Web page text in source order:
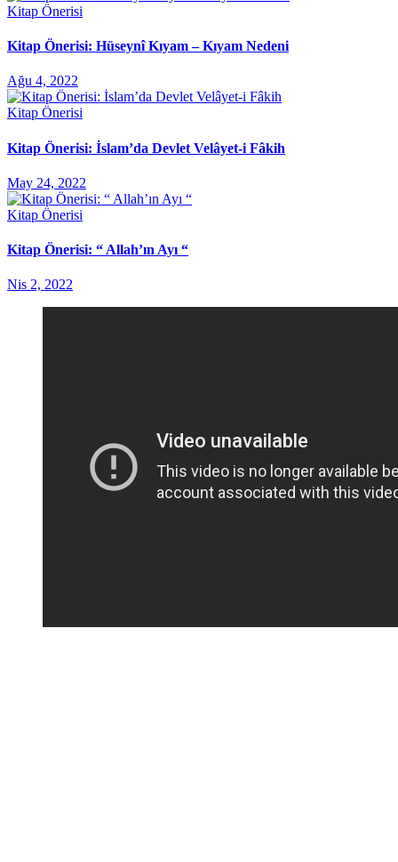
Kitap Önerisi
Kitap Önerisi: Hüseynî Kıyam – Kıyam Nedeni
Ağu 4, 2022
Kitap Önerisi
Kitap Önerisi: İslam’da Devlet Velâyet-i Fâkih
May 24, 2022
Kitap Önerisi
Kitap Önerisi: “ Allah’ın Ayı “
Nis 2, 2022